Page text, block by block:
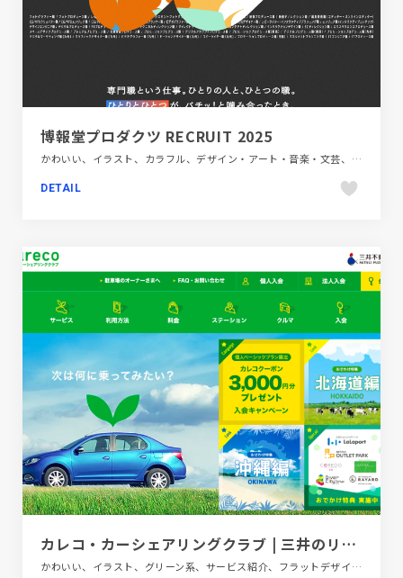
博報堂プロダクツ RECRUIT 2025
かわいい、イラスト、カラフル、デザイン・アート・音楽・文芸、ポップ、新卒・中途採用サイト
DETAIL
カレコ・カーシェアリングクラブ | 三井のリパークでカーシェア
かわいい、イラスト、グリーン系、サービス紹介、フラットデザイン、ブランド・サービスサイト、ポップ、自動車・乗り物・交通